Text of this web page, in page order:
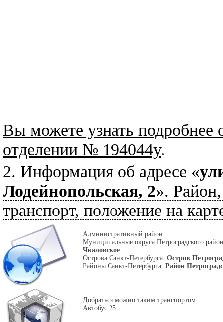
Вы можете узнать подробнее
отделении № 194044y.
2. Информация об адресе «
Лодейнопольская, 2».
транспорт, положение на
Административный район:
Муниципальные округа Петроградского
Чкаловское
Острова Санкт-Петербурга: Остров
Районы Санкт-Петербурга: Район
Добраться можно таким транспортом:
Автобус 25